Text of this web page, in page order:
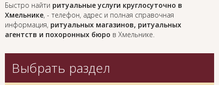
Быстро найти ритуальные услуги круглосуточно в
Хмельнике, - телефон, адрес и полная справочная
информация, ритуальных магазинов, ритуальных
агентств и похоронных бюро в Хмельнике.
Выбрать раздел